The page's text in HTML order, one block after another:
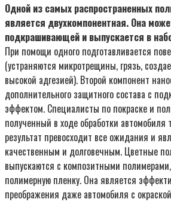
Одной из самых распространенных
является двухкомпонентная. Она
подкрашивающей и выпускается в
При помощи одного подготавливается
(устраняются микротрещины, грязь,
высокой адгезией). Второй компонент
дополнительного защитного состава с
эффектом. Специалисты по покраске и
полученный в ходе обработки автомобиля
результат превосходит все ожидания и
качественным и долговечным. Цветные
выпускаются с композитными
полимерную пленку. Она является
преображения даже автомобиля с